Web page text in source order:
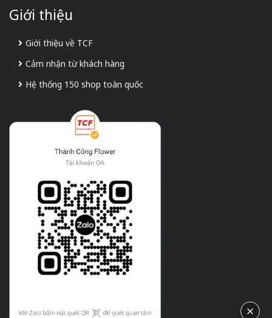
Giới thiệu
Giới thiệu về TCF
Cảm nhận từ khách hàng
Hệ thống 150 shop toàn quốc